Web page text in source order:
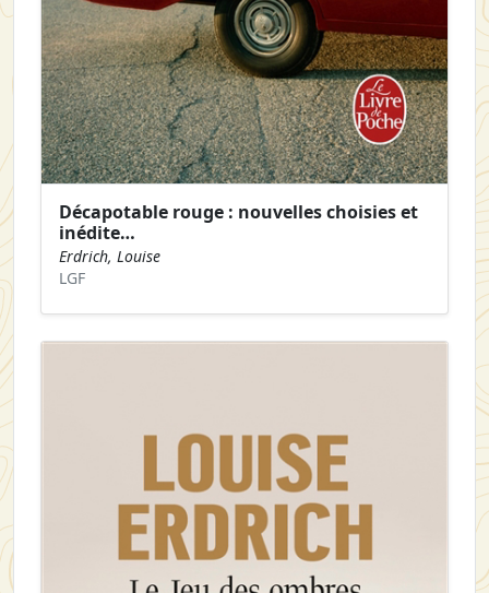
Décapotable rouge : nouvelles choisies et
inédite…
Erdrich, Louise
LGF